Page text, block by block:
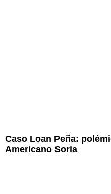
Caso Loan Peña:
Americano Soria